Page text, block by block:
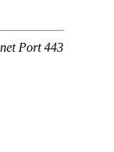
Port 443